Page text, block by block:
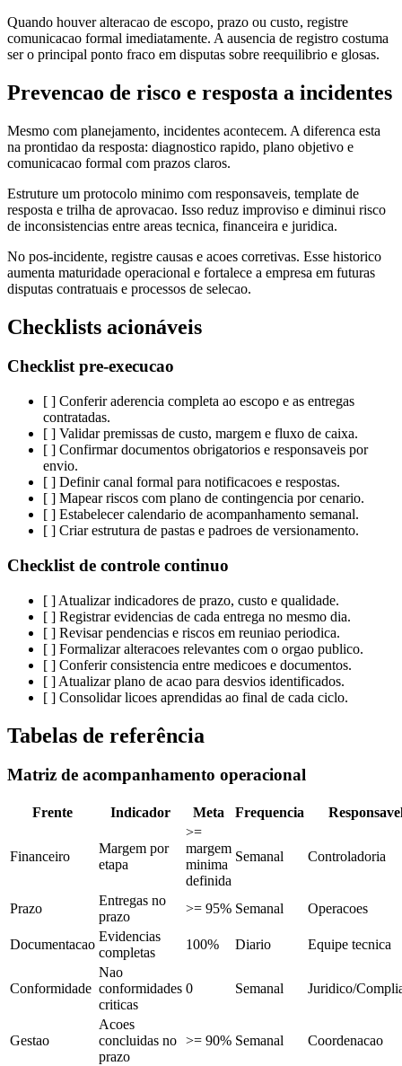
Quando houver alteracao de escopo, prazo ou custo, registre
comunicacao formal imediatamente. A ausencia de registro costuma
ser o principal ponto fraco em disputas sobre reequilibrio e glosas.
Prevencao de risco e resposta a incidentes
Mesmo com planejamento, incidentes acontecem. A diferenca esta
na prontidao da resposta: diagnostico rapido, plano objetivo e
comunicacao formal com prazos claros.
Estruture um protocolo minimo com responsaveis, template de
resposta e trilha de aprovacao. Isso reduz improviso e diminui risco
de inconsistencias entre areas tecnica, financeira e juridica.
No pos-incidente, registre causas e acoes corretivas. Esse historico
aumenta maturidade operacional e fortalece a empresa em futuras
disputas contratuais e processos de selecao.
Checklists acionáveis
Checklist pre-execucao
[ ] Conferir aderencia completa ao escopo e as entregas
contratadas.
[ ] Validar premissas de custo, margem e fluxo de caixa.
[ ] Confirmar documentos obrigatorios e responsaveis por
envio.
[ ] Definir canal formal para notificacoes e respostas.
[ ] Mapear riscos com plano de contingencia por cenario.
[ ] Estabelecer calendario de acompanhamento semanal.
[ ] Criar estrutura de pastas e padroes de versionamento.
Checklist de controle continuo
[ ] Atualizar indicadores de prazo, custo e qualidade.
[ ] Registrar evidencias de cada entrega no mesmo dia.
[ ] Revisar pendencias e riscos em reuniao periodica.
[ ] Formalizar alteracoes relevantes com o orgao publico.
[ ] Conferir consistencia entre medicoes e documentos.
[ ] Atualizar plano de acao para desvios identificados.
[ ] Consolidar licoes aprendidas ao final de cada ciclo.
Tabelas de referência
Matriz de acompanhamento operacional
Frente Indicador Meta Frequencia
Financeiro
Margem por
etapa
>=
margem
minima
definida
Semanal Controladoria
Prazo
Entregas no
prazo
>= 95% Semanal Operacoes
Documentacao
Evidencias
completas
100% Diario Equipe tecnica
Conformidade
Nao
conformidades
criticas
0 Semanal Juridico/
Gestao
Acoes
concluidas no
prazo
>= 90% Semanal Coordenacao